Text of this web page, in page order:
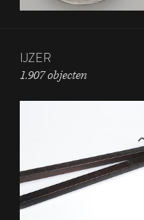
IJZER
1.907 objecten